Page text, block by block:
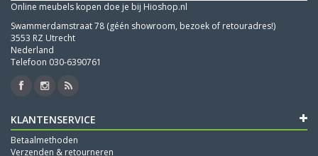
Online meubels kopen doe je bij Hioshop.nl
Swammerdamstraat 78 (géén showroom, bezoek of retouradres!)
3553 RZ Utrecht
Nederland
Telefoon 030-6390761
KLANTENSERVICE
Betaalmethoden
Verzenden & retourneren